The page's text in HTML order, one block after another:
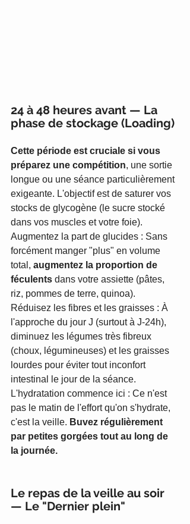
24 à 48 heures avant — La
phase de stockage (Loading)
Cette période est cruciale si vous
préparez une compétition, une sortie
longue ou une séance particulièrement
exigeante. L'objectif est de saturer vos
stocks de glycogène (le sucre stocké
dans vos muscles et votre foie).
Augmentez la part de glucides : Sans
forcément manger "plus" en volume
total, augmentez la proportion de
féculents dans votre assiette (pâtes,
riz, pommes de terre, quinoa).
Réduisez les fibres et les graisses : À
l'approche du jour J (surtout à J-24h),
diminuez les légumes très fibreux
(choux, légumineuses) et les graisses
lourdes pour éviter tout inconfort
intestinal le jour de la séance.
L'hydratation commence ici : Ce n'est
pas le matin de l'effort qu'on s'hydrate,
c'est la veille. Buvez régulièrement
par petites gorgées tout au long de
la journée.
Le repas de la veille au soir
— Le "Dernier plein"